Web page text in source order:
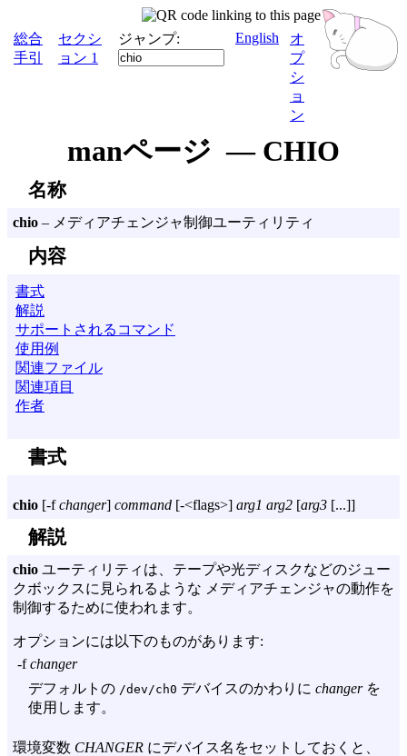
総合
手引
セクシ
ョン 1
ジャンプ: English
オ
プ
シ
ョ
ン
manページ — CHIO
名称
chio – メディアチェンジャ制御ユーティリティ
内容
書式
解説
サポートされるコマンド
使用例
関連ファイル
関連項目
作者
書式
chio [-f changer] command [-<flags>] arg1 arg2 [arg3 [...]]
解説
chio ユーティリティは、テープや光ディスクなどのジュー
クボックスに見られるような メディアチェンジャの動作を
制御するために使われます。
オプションには以下のものがあります:
-f changer
デフォルトの /dev/ch0 デバイスのかわりに changerを
使用します。
環境変数 CHANGER にデバイス名をセットしておくと、